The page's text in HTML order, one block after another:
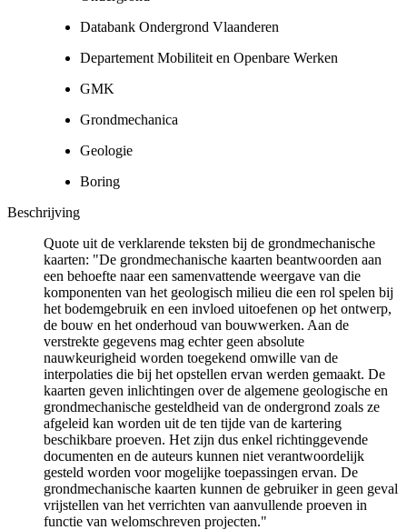
Databank Ondergrond Vlaanderen
Departement Mobiliteit en Openbare Werken
GMK
Grondmechanica
Geologie
Boring
Beschrijving
Quote uit de verklarende teksten bij de grondmechanische
kaarten: "De grondmechanische kaarten beantwoorden aan
een behoefte naar een samenvattende weergave van die
komponenten van het geologisch milieu die een rol spelen bij
het bodemgebruik en een invloed uitoefenen op het ontwerp,
de bouw en het onderhoud van bouwwerken. Aan de
verstrekte gegevens mag echter geen absolute
nauwkeurigheid worden toegekend omwille van de
interpolaties die bij het opstellen ervan werden gemaakt. De
kaarten geven inlichtingen over de algemene geologische en
grondmechanische gesteldheid van de ondergrond zoals ze
afgeleid kan worden uit de ten tijde van de kartering
beschikbare proeven. Het zijn dus enkel richtinggevende
documenten en de auteurs kunnen niet verantwoordelijk
gesteld worden voor mogelijke toepassingen ervan. De
grondmechanische kaarten kunnen de gebruiker in geen geval
vrijstellen van het verrichten van aanvullende proeven in
functie van welomschreven projecten."